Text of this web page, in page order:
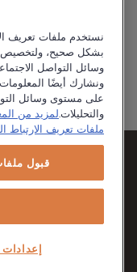
© 2026 Ariston
نستخدم ملفات تعريف
بشكل صحيح، ولتخصيص
وسائل التواصل
ونشارك أيضًا
على مستوى وسائل
والتحليلات.لمزيد من
ملفات تعريف الارتباط
قبول